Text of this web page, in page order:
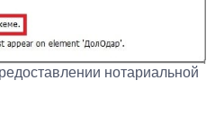
нотариальной